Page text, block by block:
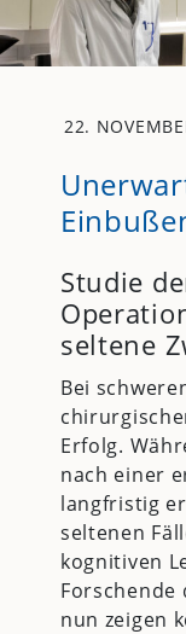
22.
Studie
seltene
Bei
Erfolg.
nach einer
langfristig
seltenen
kognitiven
Forschende
nun zeigen